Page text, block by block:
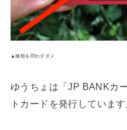
▲種類を問わずダメ
ゆうちょは「JP BANKカ
トカードを発行していま